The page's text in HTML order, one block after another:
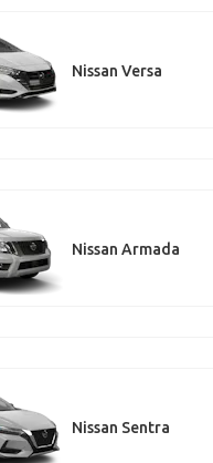
Nissan Versa
Nissan Armada
Nissan Sentra